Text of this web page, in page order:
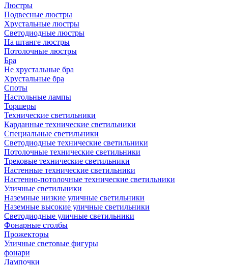
Люстры
Подвесные люстры
Хрустальные люстры
Светодиодные люстры
На штанге люстры
Потолочные люстры
Бра
Не хрустальные бра
Хрустальные бра
Споты
Настольные лампы
Торшеры
Технические светильники
Карданные технические светильники
Специальные светильники
Светодиодные технические светильники
Потолочные технические светильники
Трековые технические светильники
Настенные технические светильники
Настенно-потолочные технические светильники
Уличные светильники
Наземные низкие уличные светильники
Наземные высокие уличные светильники
Светодиодные уличные светильники
Фонарные столбы
Прожекторы
Уличные световые фигуры
фонари
Лампочки